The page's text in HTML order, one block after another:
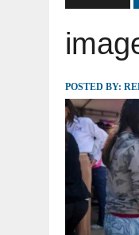
JULIO 30,
DE COLONIA.
JULIO 30,
POSTED BY: